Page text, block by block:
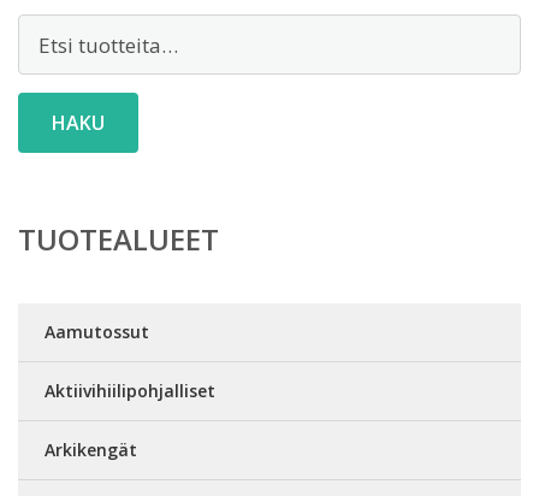
HAKU
TUOTEALUEET
Aamutossut
Aktiivihiilipohjalliset
Arkikengät